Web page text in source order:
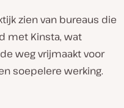
zien van bureaus die
met Kinsta, wat
de weg vrijmaakt voor
soepelere werking.